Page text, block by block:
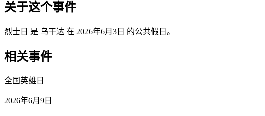
关于这个事件
烈士日 是 乌干达 在 2026年6月3日 的公共假日。
相关事件
全国英雄日
2026年6月9日